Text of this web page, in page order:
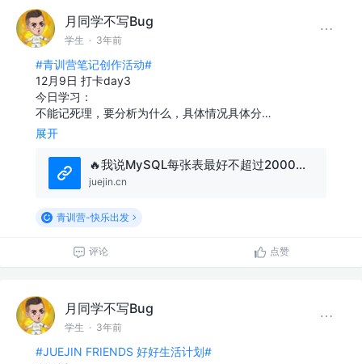
月同学不写Bug
学生 · 3年前
#青训营笔记创作活动#
12月9日 打卡day3
今日学习：
不能记死理，要分析为什么，具体情况具体分…
展开
🔥我说MySQL每张表最好不超过2000万数据，面试官让我回去等通知？ - 掘金
juejin.cn
青训营-快乐出发
评论 点赞
月同学不写Bug
学生 · 3年前
#JUEJIN FRIENDS 好好生活计划#